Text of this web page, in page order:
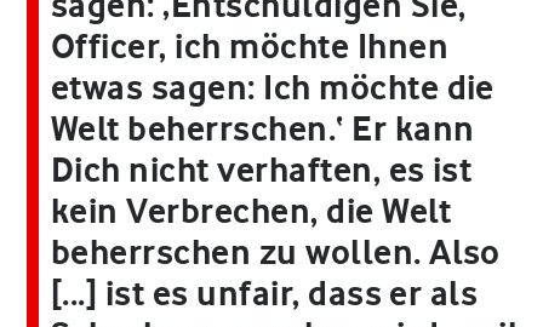
Officer, ich möchte Ihnen
etwas sagen: Ich möchte die
Welt beherrschen.‘ Er kann
Dich nicht verhaften, es ist
kein Verbrechen, die Welt
beherrschen zu wollen. Also
[...] ist es unfair, dass er als